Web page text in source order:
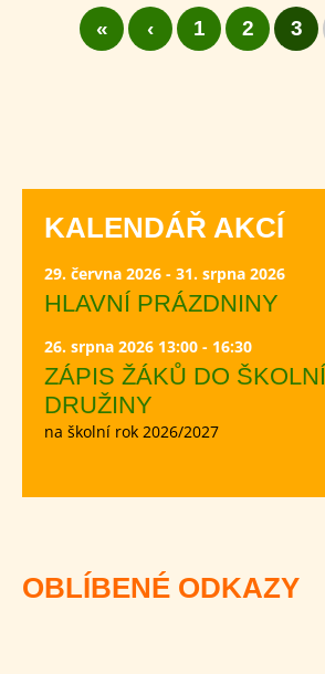
« ‹ 1 2 3
KALENDÁŘ AKCÍ
29. června 2026 - 31. srpna 2026
HLAVNÍ PRÁZDNINY
26. srpna 2026 13:00 - 16:30
ZÁPIS ŽÁKŮ DO ŠKOLNÍ
DRUŽINY
na školní rok 2026/2027
OBLÍBENÉ ODKAZY